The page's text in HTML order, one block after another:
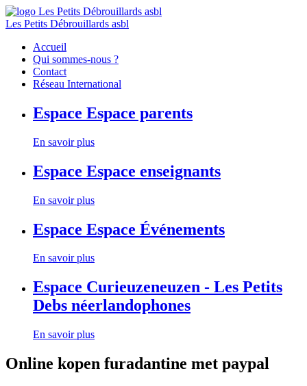
Les Petits Débrouillards asbl
Accueil
Qui sommes-nous ?
Contact
Réseau International
Espace Espace parents
En savoir plus
Espace Espace enseignants
En savoir plus
Espace Espace Événements
En savoir plus
Espace Curieuzeneuzen - Les Petits
Debs néerlandophones
En savoir plus
Online kopen furadantine met paypal